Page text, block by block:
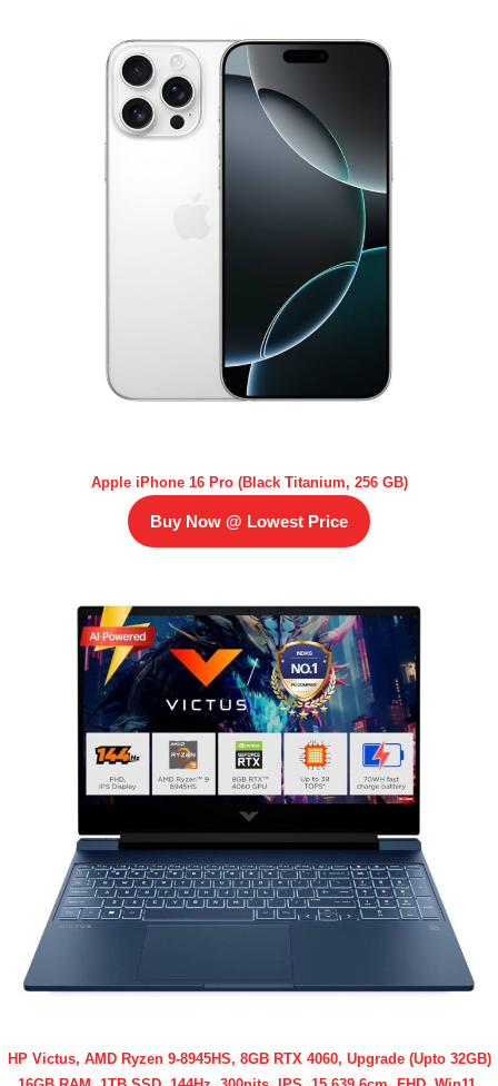
Apple iPhone 16 Pro (Black Titanium, 256 GB)
Buy Now @ Lowest Price
HP Victus, AMD Ryzen 9-8945HS, 8GB RTX 4060, Upgrade (Upto 32GB)